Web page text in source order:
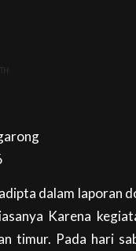
dalam laporan
Karena
timur. Pada hari